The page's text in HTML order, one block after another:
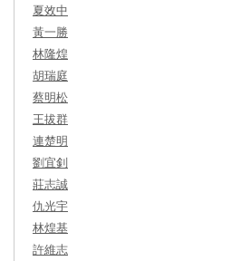
夏效中
黃一勝
林隆煌
胡瑞庭
蔡明松
王拔群
連楚明
劉宜釗
莊志誠
仇光宇
林煌基
許維志